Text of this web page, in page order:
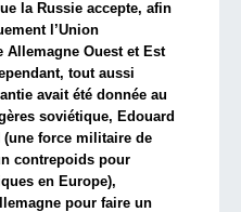
la Russie accepte, afin
l’Union
Ouest et Est
tout aussi
avait été donnée au
soviétique, Edouard
(une force militaire de
contrepoids pour
en Europe),
pour faire un